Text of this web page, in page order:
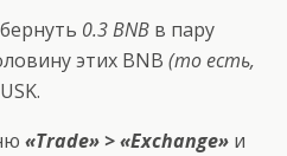
0.3 BNB в пару
этих BNB (то есть,
«Trade» > «Exchange» и